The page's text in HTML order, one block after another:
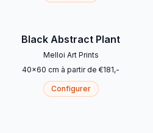
Black Abstract Plant
Melloi Art Prints
40x60 cm à partir de €181,-
Configurer